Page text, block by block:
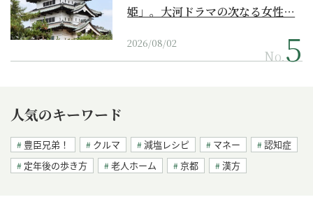
姫」。大河ドラマの次なる女性…
2026/08/02
No.
人気のキーワード
豊臣兄弟！ クルマ 減塩レシピ マネー
認知症
定年後の歩き方
老人ホーム 京都 漢方